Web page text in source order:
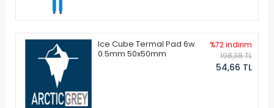
Ice Cube Termal Pad 6w
0.5mm 50x50mm
%72 indirim
198,38 TL
54,66 TL